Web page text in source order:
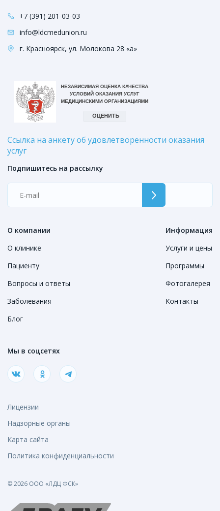
+7 (391) 201-03-03
info@ldcmedunion.ru
г. Красноярск, ул. Молокова 28 «а»
Ссылка на анкету об удовлетворенности оказания
услуг
О компании
О клинике
Пациенту
Вопросы и ответы
Заболевания
Блог
Информация
Услуги и цены
Программы
Фотогалерея
Контакты
Подпишитесь на рассылку
Мы в соцсетях
Лицензии
Надзорные органы
Карта сайта
Политика конфиденциальности
© 2026 ООО «ЛДЦ ФСК»